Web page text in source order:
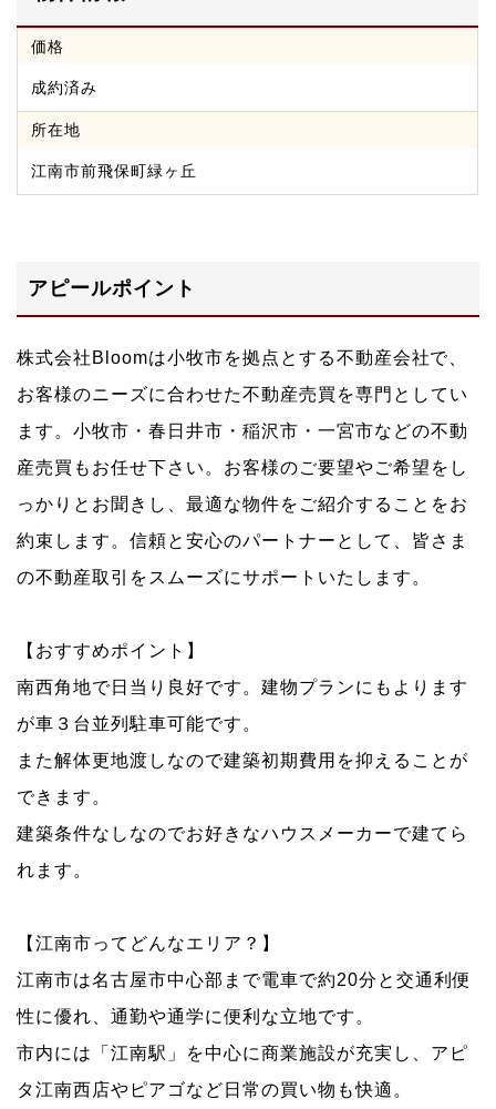
価格
成約済み
所在地
江南市前飛保町緑ヶ丘
アピールポイント
株式会社Bloomは小牧市を拠点とする不動産会社で、
お客様のニーズに合わせた不動産売買を専門としてい
ます。小牧市・春日井市・稲沢市・一宮市などの不動
産売買もお任せ下さい。お客様のご要望やご希望をし
っかりとお聞きし、最適な物件をご紹介することをお
約束します。信頼と安心のパートナーとして、皆さま
の不動産取引をスムーズにサポートいたします。
【おすすめポイント】
南西角地で日当り良好です。建物プランにもよります
が車３台並列駐車可能です。
また解体更地渡しなので建築初期費用を抑えることが
できます。
建築条件なしなのでお好きなハウスメーカーで建てら
れます。
【江南市ってどんなエリア？】
江南市は名古屋市中心部まで電車で約20分と交通利便
性に優れ、通勤や通学に便利な立地です。
市内には「江南駅」を中心に商業施設が充実し、アピ
タ江南西店やピアゴなど日常の買い物も快適。